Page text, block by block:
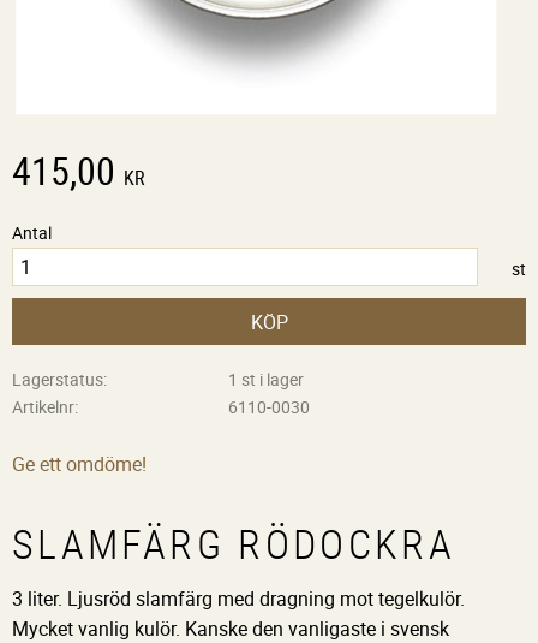
415,00 KR
Antal
st
KÖP
Lagerstatus
1 st i lager
Artikelnr
6110-0030
Ge ett omdöme!
SLAMFÄRG RÖDOCKRA
3 liter. Ljusröd slamfärg med dragning mot tegelkulör.
Mycket vanlig kulör. Kanske den vanligaste i svensk